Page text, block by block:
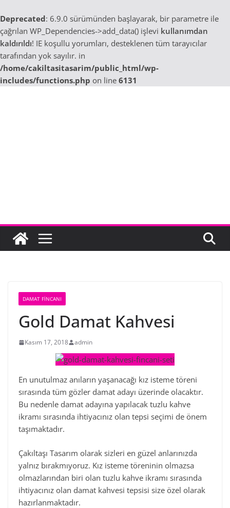
Deprecated: 6.9.0 sürümünden başlayarak, bir parametre ile
çağrılan WP_Dependencies->add_data() işlevi kullanımdan
kaldırıldı! IE koşullu yorumları, desteklenen tüm tarayıcılar
tarafından yok sayılır. in
/home/cakiltasitasarim/public_html/wp-
includes/functions.php on line 6131
DAMAT FINCANI
Gold Damat Kahvesi
Kasım 17, 2018 admin
En unutulmaz anıların yaşanacağı kız isteme töreni
sırasında tüm gözler damat adayı üzerinde olacaktır.
Bu nedenle damat adayına yapılacak tuzlu kahve
ikramı sırasında ihtiyacınız olan tepsi seçimi de önem
taşımaktadır.
Çakıltaşı Tasarım olarak sizleri en güzel anlarınızda
yalnız bırakmıyoruz. Kız isteme töreninin olmazsa
olmazlarından biri olan tuzlu kahve ikramı sırasında
ihtiyacınız olan damat kahvesi tepsisi size özel olarak
hazırlanmaktadır.